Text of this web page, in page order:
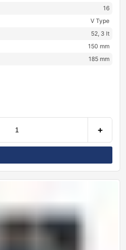
16
V Type
52, 3 lt
150 mm
185 mm
+